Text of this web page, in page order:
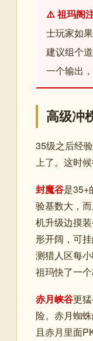
⚠️ 祖玛阁
士玩家如
建议组个
一个输出
高级冲
35级之后经
上了。这时
封魔谷是35+
验基数大，
机升级边摸
形开阔，可
测猎人区每
祖玛快了一个
赤月峡谷更
险。赤月蜘
且赤月里面